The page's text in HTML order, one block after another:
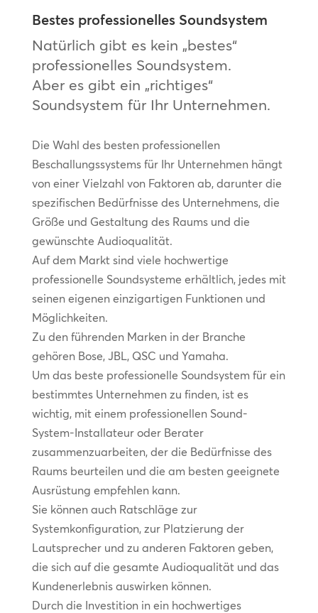
Bestes professionelles Soundsystem
Natürlich gibt es kein „bestes“
professionelles Soundsystem.
Aber es gibt ein „richtiges“
Soundsystem für Ihr Unternehmen.
Die Wahl des besten professionellen
Beschallungssystems für Ihr Unternehmen hängt
von einer Vielzahl von Faktoren ab, darunter die
spezifischen Bedürfnisse des Unternehmens, die
Größe und Gestaltung des Raums und die
gewünschte Audioqualität.
Auf dem Markt sind viele hochwertige
professionelle Soundsysteme erhältlich, jedes mit
seinen eigenen einzigartigen Funktionen und
Möglichkeiten.
Zu den führenden Marken in der Branche
gehören Bose, JBL, QSC und Yamaha.
Um das beste professionelle Soundsystem für ein
bestimmtes Unternehmen zu finden, ist es
wichtig, mit einem professionellen Sound-
System-Installateur oder Berater
zusammenzuarbeiten, der die Bedürfnisse des
Raums beurteilen und die am besten geeignete
Ausrüstung empfehlen kann.
Sie können auch Ratschläge zur
Systemkonfiguration, zur Platzierung der
Lautsprecher und zu anderen Faktoren geben,
die sich auf die gesamte Audioqualität und das
Kundenerlebnis auswirken können.
Durch die Investition in ein hochwertiges